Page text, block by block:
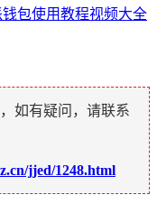
包使用教程视频大全
，如有疑问，请联系
jjed/1248.html